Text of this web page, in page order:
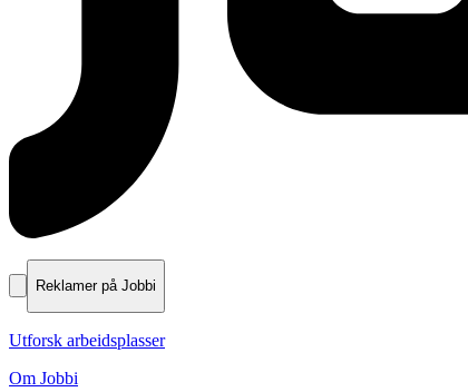
Reklamer på Jobbi
Utforsk arbeidsplasser
Om Jobbi